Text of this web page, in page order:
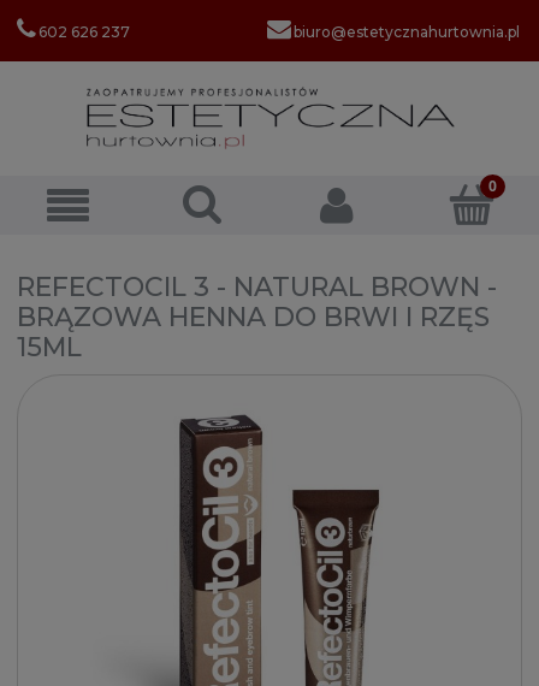
602 626 237 biuro@estetycznahurtownia.pl
REFECTOCIL 3 - NATURAL BROWN -
BRĄZOWA HENNA DO BRWI I RZĘS
15ML